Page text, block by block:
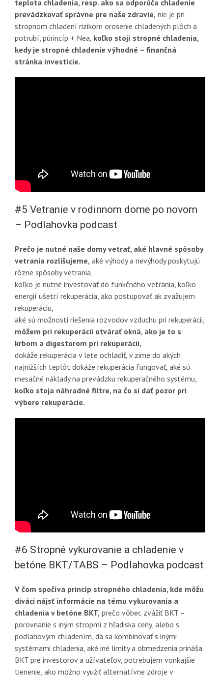
teplota chladenia, resp. ako sa odporúča chladenie
prevádzkovať správne pre naše zdravie, nie je pri
stropnom chladení rizikom orosenie chladených plôch a
potrubí, púrincíp + Nea, koľko stojí stropné chladenia,
kedy je stropné chladenie výhodné – finančná
stránka investície.
#5 Vetranie v rodinnom dome po novom
– Podlahovka podcast
Prečo je nutné naše domy vetrať, aké hlavné spôsoby
vetrania rozlišujeme, aké výhody a nevýhody poskytujú
rôzne spôsoby vetrania,
koľko je nutné investovať do funkčného vetrania, koľko
energií ušetrí rekuperácia, ako postupovať ak zvažujem
rekuperáciu,
aké sú možnosti riešenia rozvodov vzduchu pri rekuperácii,
môžem pri rekuperácii otvárať okná, ako je to s
krbom a digestorom pri rekuperácii,
dokáže rekuperácia v lete ochladiť, v zime do akých
najnižších teplôt dokáže rekuperácia fungovať, aké sú
mesačné náklady na prevádzku rekuperačného systému,
koľko stoja náhradné filtre, na čo si dať pozor pri
výbere rekuperácie.
#6 Stropné vykurovanie a chladenie v
betóne BKT/TABS – Podlahovka podcast
V čom spočíva princíp stropného chladenia, kde môžu
diváci nájsť informácie na tému vykurovania a
chladenia v betóne BKT, prečo vôbec zvážiť BKT –
porovnanie s iným stropmi z hľadiska ceny, alebo s
podlahovým chladením, dá sa kombinovať s inými
systémami chladenia, aké iné limity a obmedzenia prináša
BKT pre investorov a užívateľov, potrebujem vonkajšie
tienenie, ako možno využiť alternatívne zdroje v